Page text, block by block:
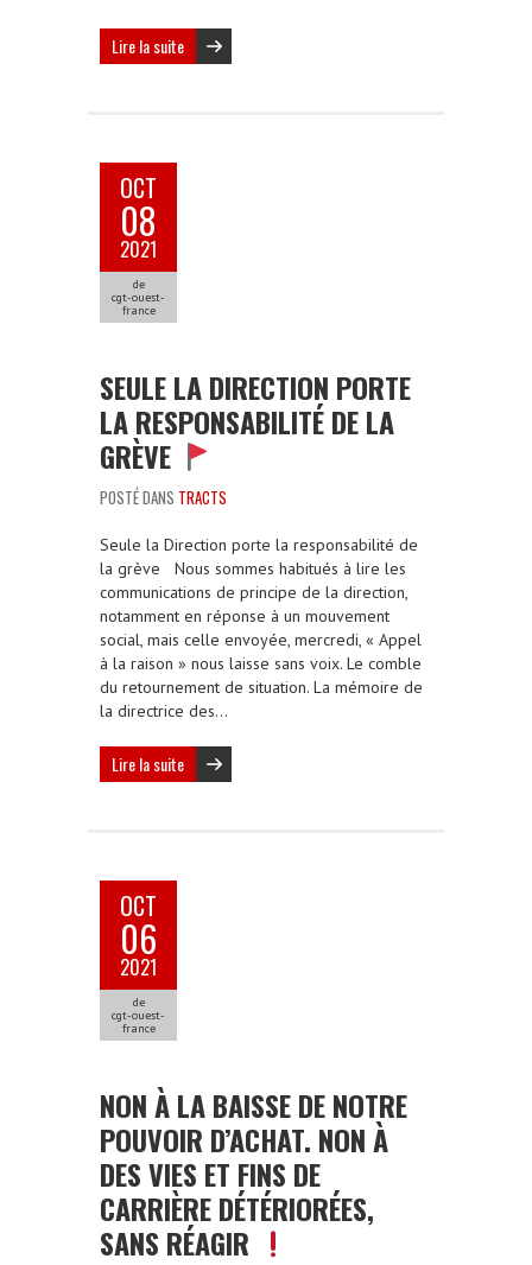
Lire la suite
OCT
08
2021
de
cgt-ouest-
france
SEULE LA DIRECTION PORTE
LA RESPONSABILITÉ DE LA
GRÈVE
POSTÉ DANS TRACTS
Seule la Direction porte la responsabilité de
la grève Nous sommes habitués à lire les
communications de principe de la direction,
notamment en réponse à un mouvement
social, mais celle envoyée, mercredi, « Appel
à la raison » nous laisse sans voix. Le comble
du retournement de situation. La mémoire de
la directrice des…
Lire la suite
OCT
06
2021
de
cgt-ouest-
france
NON À LA BAISSE DE NOTRE
POUVOIR D’ACHAT. NON À
DES VIES ET FINS DE
CARRIÈRE DÉTÉRIORÉES,
SANS RÉAGIR